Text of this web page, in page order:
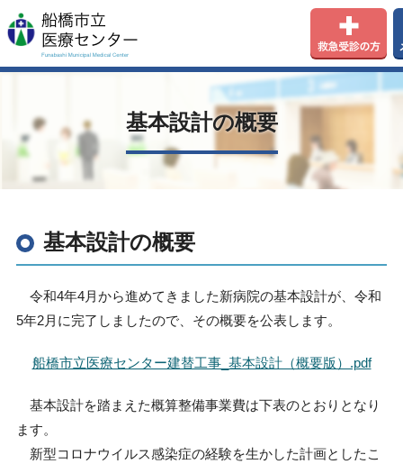
基本設計の概要
基本設計の概要
令和4年4月から進めてきました新病院の基本設計が、令和
5年2月に完了しましたので、その概要を公表します。
船橋市立医療センター建替工事_基本設計（概要版）.pdf
基本設計を踏まえた概算整備事業費は下表のとおりとなり
ます。
新型コロナウイルス感染症の経験を生かした計画としたこ